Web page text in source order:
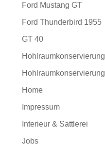
Ford Mustang GT
Ford Thunderbird 1955
GT 40
Hohlraumkonservierung
Hohlraumkonservierung
Home
Impressum
Interieur & Sattlerei
Jobs